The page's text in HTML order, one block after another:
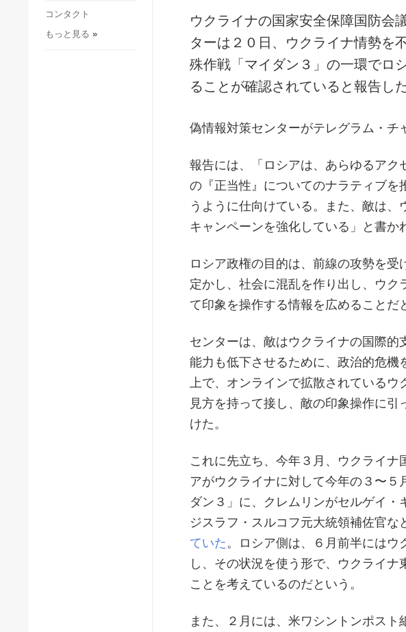
コンタクト
もっと見る »
ウクライナの国家安全保障国防会
ターは２０日、ウクライナ情勢を
殊作戦「マイダン３」の一環でロ
ることが確認されていると報告した
偽情報対策センターがテレグラム・チ
報告には、「ロシアは、あらゆるア
の『正当性』についてのナラティブ
うように仕向けている。また、敵は
キャンペーンを強化している」と書か
ロシア政権の目的は、前線の攻勢を
定かし、社会に混乱を作り出し、ウ
て印象を操作する情報を広めることだ
センターは、敵はウクライナの国際
能力も低下させるために、政治的危
上で、オンラインで拡散されている
見方を持って接し、敵の印象操作に
けた。
これに先立ち、今年３月、ウクライ
アがウクライナに対して今年の３〜５
ダン３」に、クレムリンがセルゲイ
ジスラフ・スルコフ元大統領補佐官な
ていた 。ロシア側は、６月前半にはウ
し、その状況を使う形で、ウクライ
ことを考えているのだという。
また、２月には、米ワシントンポス